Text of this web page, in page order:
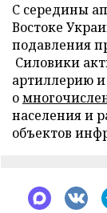
C середины
Востоке
подавления
Силовики
артиллерию и
о
населения и
объектов